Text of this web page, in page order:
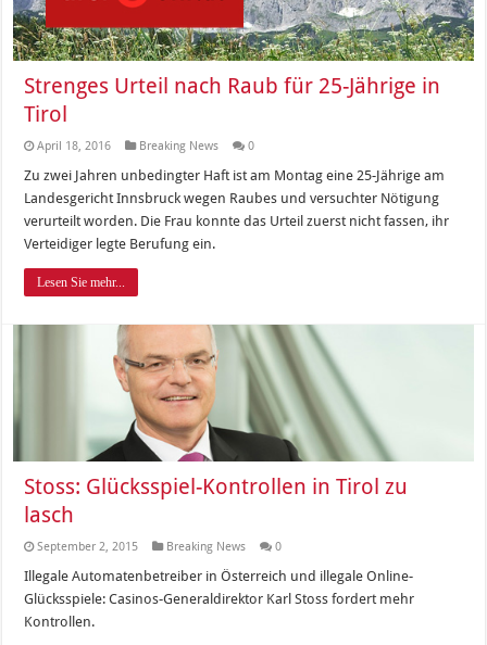
Strenges Urteil nach Raub für 25-Jährige in
Tirol
April 18, 2016 Breaking News 0
Zu zwei Jahren unbedingter Haft ist am Montag eine 25-Jährige am
Landesgericht Innsbruck wegen Raubes und versuchter Nötigung
verurteilt worden. Die Frau konnte das Urteil zuerst nicht fassen, ihr
Verteidiger legte Berufung ein.
Lesen Sie mehr...
Stoss: Glücksspiel-Kontrollen in Tirol zu
lasch
September 2, 2015 Breaking News 0
Illegale Automatenbetreiber in Österreich und illegale Online-
Glücksspiele: Casinos-Generaldirektor Karl Stoss fordert mehr
Kontrollen.